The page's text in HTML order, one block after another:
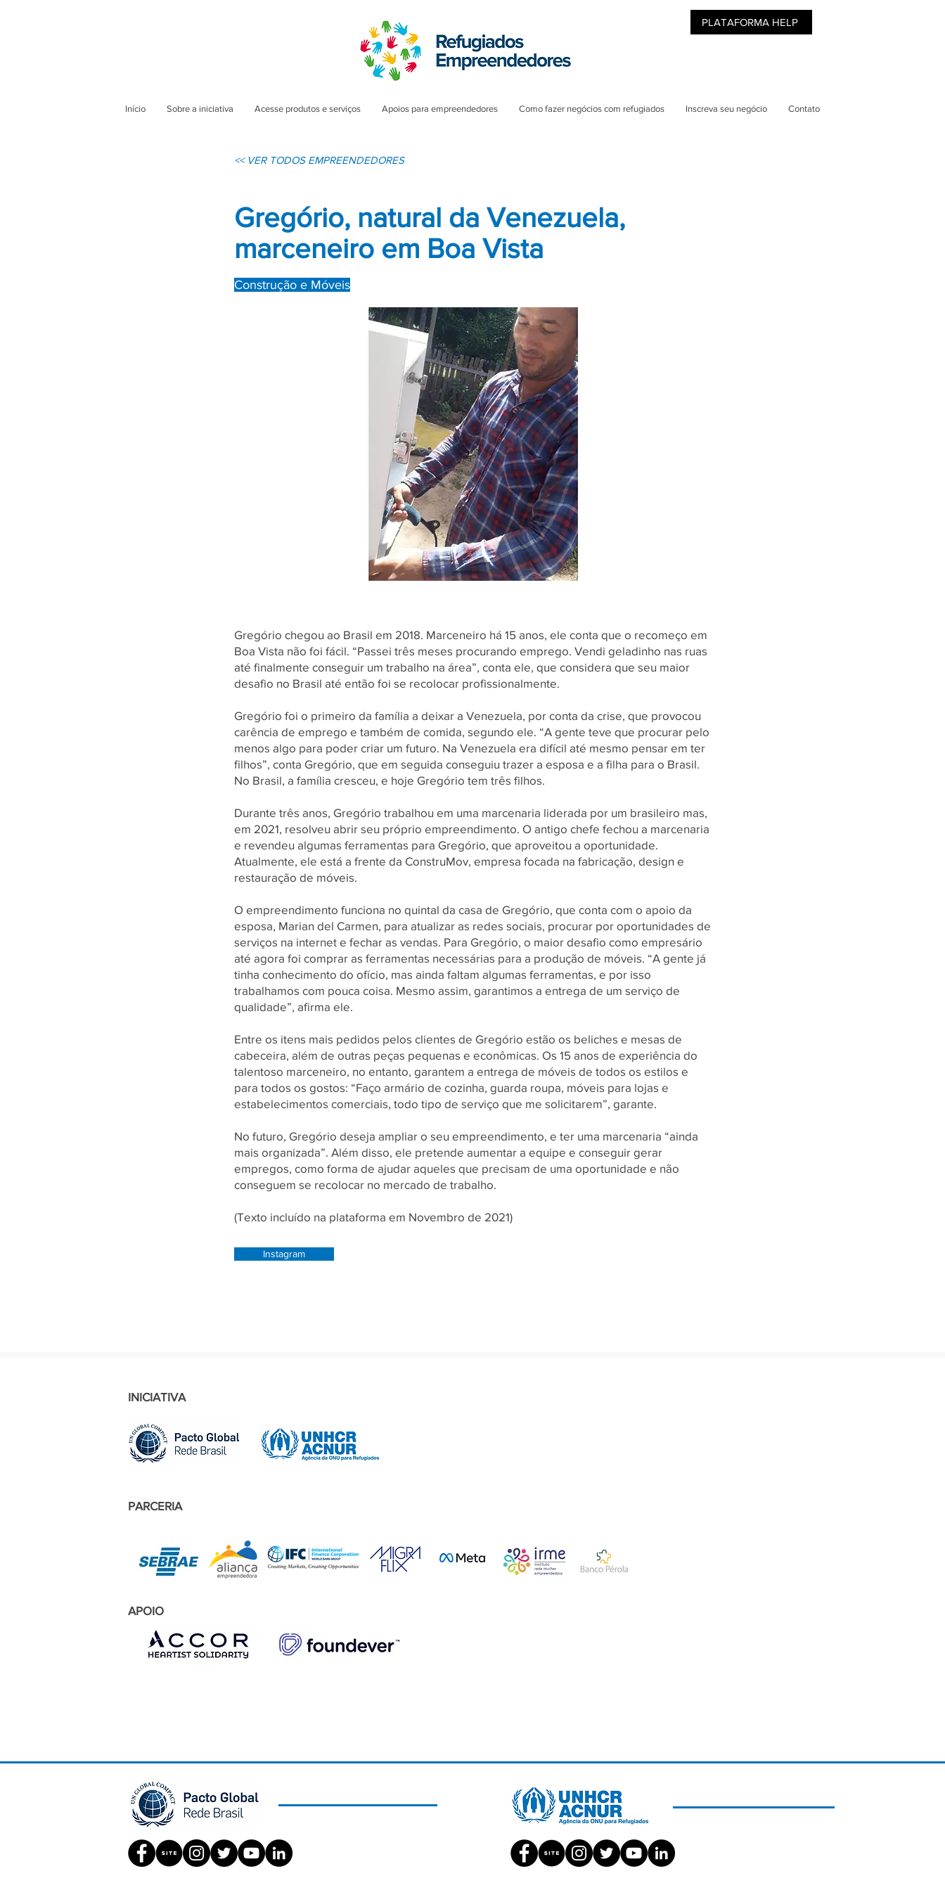
PLATAFORMA HELP
Início Sobre a iniciativa Acesse produtos e serviços Apoios para empreendedores Como fazer negócios com refugiados Inscreva seu negócio Contato
<< VER TODOS EMPREENDEDORES
Gregório, natural da Venezuela,
marceneiro em Boa Vista
Construção e Móveis
Gregório chegou ao Brasil em 2018. Marceneiro há 15 anos, ele conta que o recomeço em
Boa Vista não foi fácil. “Passei três meses procurando emprego. Vendi geladinho nas ruas
até finalmente conseguir um trabalho na área”, conta ele, que considera que seu maior
desafio no Brasil até então foi se recolocar profissionalmente.
Gregório foi o primeiro da família a deixar a Venezuela, por conta da crise, que provocou
carência de emprego e também de comida, segundo ele. “A gente teve que procurar pelo
menos algo para poder criar um futuro. Na Venezuela era difícil até mesmo pensar em ter
filhos”, conta Gregório, que em seguida conseguiu trazer a esposa e a filha para o Brasil.
No Brasil, a família cresceu, e hoje Gregório tem três filhos.
Durante três anos, Gregório trabalhou em uma marcenaria liderada por um brasileiro mas,
em 2021, resolveu abrir seu próprio empreendimento. O antigo chefe fechou a marcenaria
e revendeu algumas ferramentas para Gregório, que aproveitou a oportunidade.
Atualmente, ele está a frente da ConstruMov, empresa focada na fabricação, design e
restauração de móveis.
O empreendimento funciona no quintal da casa de Gregório, que conta com o apoio da
esposa, Marian del Carmen, para atualizar as redes sociais, procurar por oportunidades de
serviços na internet e fechar as vendas. Para Gregório, o maior desafio como empresário
até agora foi comprar as ferramentas necessárias para a produção de móveis. “A gente já
tinha conhecimento do ofício, mas ainda faltam algumas ferramentas, e por isso
trabalhamos com pouca coisa. Mesmo assim, garantimos a entrega de um serviço de
qualidade”, afirma ele.
Entre os itens mais pedidos pelos clientes de Gregório estão os beliches e mesas de
cabeceira, além de outras peças pequenas e econômicas. Os 15 anos de experiência do
talentoso marceneiro, no entanto, garantem a entrega de móveis de todos os estilos e
para todos os gostos: “Faço armário de cozinha, guarda roupa, móveis para lojas e
estabelecimentos comerciais, todo tipo de serviço que me solicitarem”, garante.
No futuro, Gregório deseja ampliar o seu empreendimento, e ter uma marcenaria “ainda
mais organizada”. Além disso, ele pretende aumentar a equipe e conseguir gerar
empregos, como forma de ajudar aqueles que precisam de uma oportunidade e não
conseguem se recolocar no mercado de trabalho.
(Texto incluído na plataforma em Novembro de 2021)
Instagram
INICIATIVA
PARCERIA
APOIO